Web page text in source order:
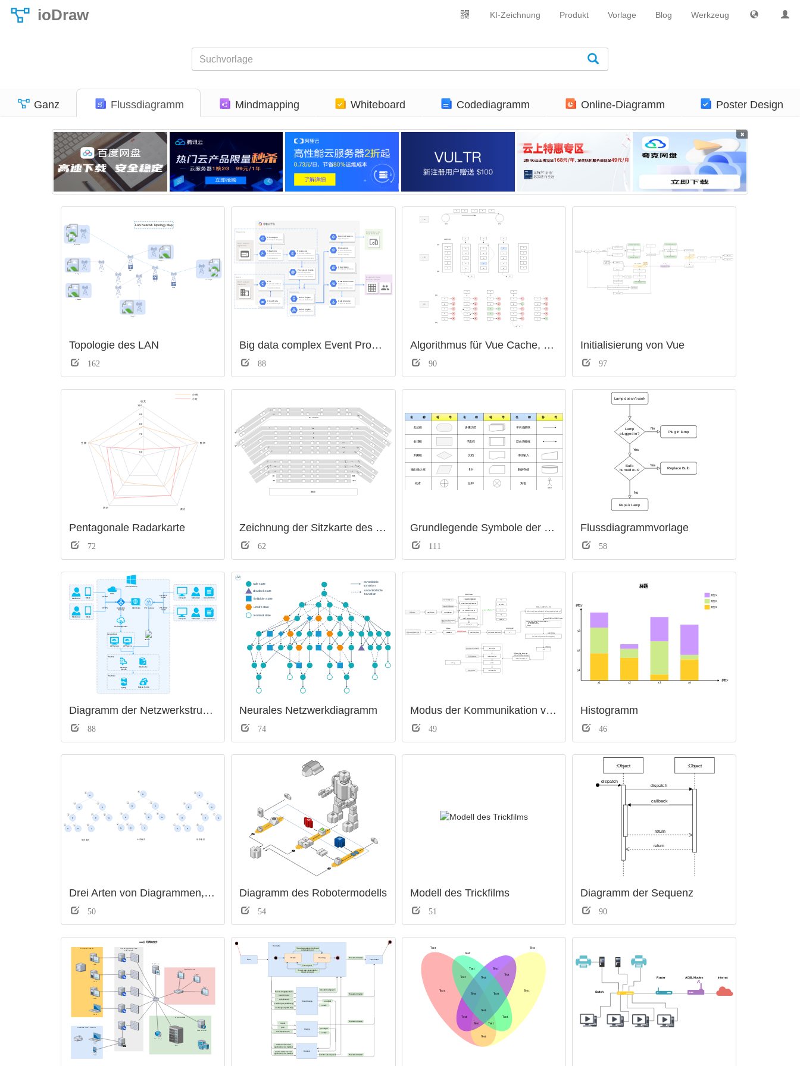
ioDraw Werkzeug
Blog
Vorlage
Produkt
KI-Zeichnung
Ganz Flussdiagramm Mindmapping Whiteboard Codediagramm Online-Diagramm Poster Design
关闭
×
Topologie des LAN
162
Big data complex Event Processing
88
Algorithmus für Vue Cache, LRU Policy Algorithmus
90
Initialisierung von Vue
97
Pentagonale Radarkarte
72
Zeichnung der Sitzkarte des Veranstaltungsortes
62
Grundlegende Symbole der Flussdiagramme
111
Flussdiagrammvorlage
58
Diagramm der Netzwerkstruktur
88
Neurales Netzwerkdiagramm
74
Modus der Kommunikation von Vue-Bauteilen
49
Histogramm
46
Drei Arten von Diagrammen, die durch binären Baum durchlaufen werden
50
Diagramm des Robotermodells
54
Modell des Trickfilms
51
Diagramm der Sequenz
90